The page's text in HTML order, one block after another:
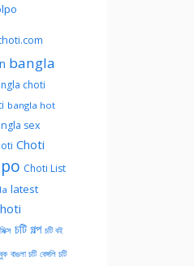
bangla
choti
bangla hot
sex
Choti
Choti List
latest
চটি গল্প চটি বই
বাঙলা চটি বেঙ্গলি চটি